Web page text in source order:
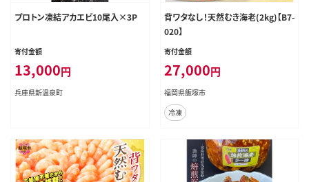
プロトン凍結アカエビ10尾入×3P
寄付金額
13,000円
兵庫県新温泉町
背ワタなし！天然むき海老(2kg)【B7-
020】
寄付金額
27,000円
福岡県飯塚市
冷凍